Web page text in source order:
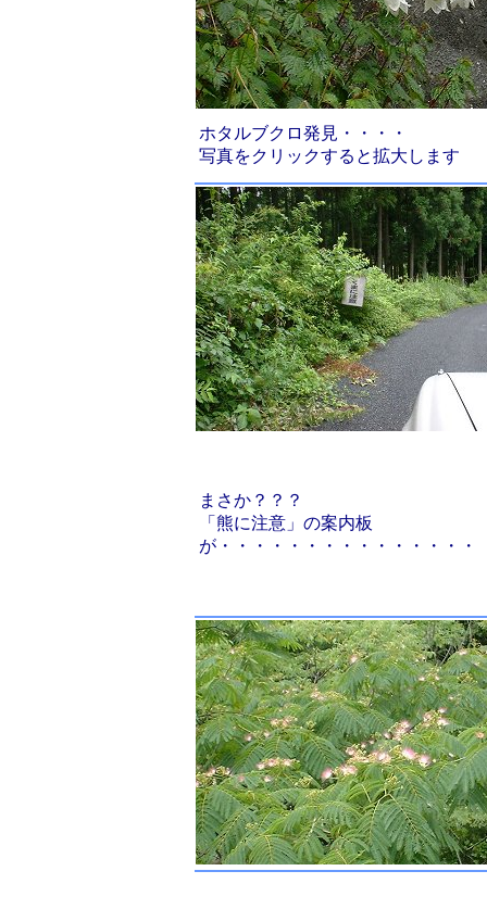
ホタルブクロ発見・・・・
写真をクリックすると拡大します
まさか？？？
「熊に注意」の案内板
が・・・・・・・・・・・・・・・